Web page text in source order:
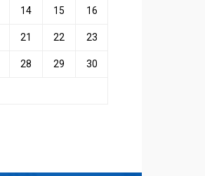
14 15 16
21 22 23
28 29 30